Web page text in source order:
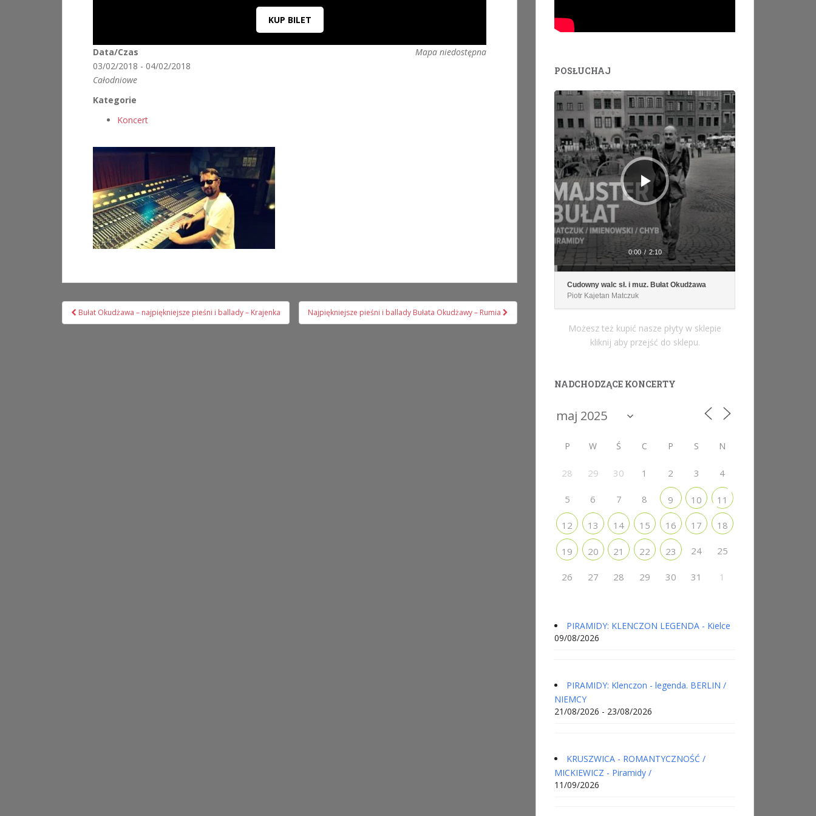
KUP BILET
Mapa niedostępna
Data/Czas
03/02/2018 - 04/02/2018
Całodniowe
Kategorie
Koncert
Nawigacja
wpisu
Bułat Okudżawa – najpiękniejsze pieśni i ballady – Krajenka Najpiękniejsze pieśni i ballady Bułata Okudżawy – Rumia
POSŁUCHAJ
Odtwarzacz
plików
dźwiękowych
0:00 / 2:10
Cudowny walc sł. i muz. Bułat Okudżawa
Piotr Kajetan Matczuk
Możesz też kupić nasze płyty w sklepie
kliknij aby przejść do sklepu.
NADCHODZĄCE KONCERTY
P W Ś C P S N
28 29 30 1 2 3 4
5 6 7 8 9 10 11
12 13 14 15 16 17 18
19 20 21 22 23 24 25
26 27 28 29 30 31 1
PIRAMIDY: KLENCZON LEGENDA - Kielce
09/08/2026
PIRAMIDY: Klenczon - legenda. BERLIN /
NIEMCY
21/08/2026 - 23/08/2026
KRUSZWICA - ROMANTYCZNOŚĆ /
MICKIEWICZ - Piramidy /
11/09/2026